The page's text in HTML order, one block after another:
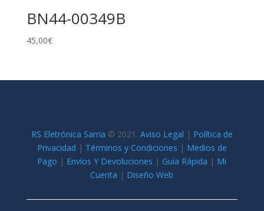
BN44-00349B
45,00€
RS Eletrónica Sarria © 2021. Aviso Legal | Política de
Privacidad | Términos y Condiciones | Medios de
Pago | Envíos Y Devoluciones | Guía Rápida | Mi
Cuenta | Diseño Web